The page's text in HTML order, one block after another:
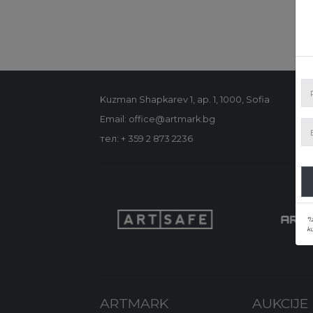
Kuzman Shapkarev 1, ap. 1, 1000, Sofia
Email: office@artmark.bg
тел: + 359 2 873 2236
ARTMARK AUKCIJE